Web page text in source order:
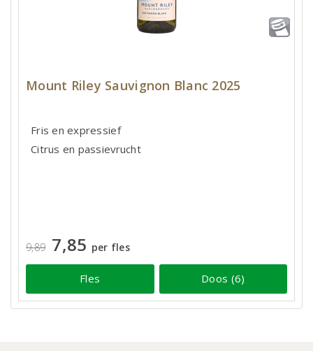
Mount Riley Sauvignon Blanc 2025
Fris en expressief
Citrus en passievrucht
9,89 7,85 per fles
Fles Doos (6)